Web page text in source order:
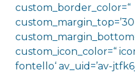
custom_border_color=“
custom_icon_color=“
fontello‘ av_uid=’av-